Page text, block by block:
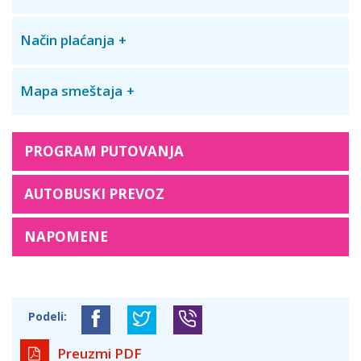
Način plaćanja
Mapa smeštaja
PROGRAM PUTOVANJA
AUTOBUSKI PREVOZ
NAPOMENE
Podeli:
Preuzmi PDF